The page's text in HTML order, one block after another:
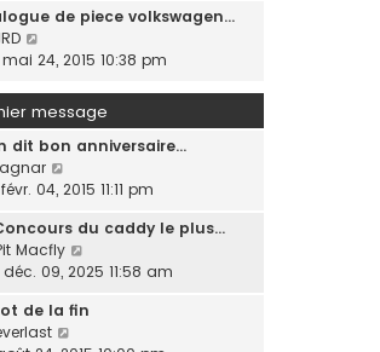
s
g
m
s
s
a
g
e
e
n
i
r
m
s
s
g
r
e
e
r
n
e
m
e
s
s
a
g
de piece volkswagen…
o
l
e
d
e
n
i
e
m
e
24, 2015 10:38 pm
message
dit bon anniversaire...
o
r
l
e
e
r
04, 2015 11:11 pm
du caddy le plus…
Macfly
o
r
09, 2025 11:58 am
de la fin